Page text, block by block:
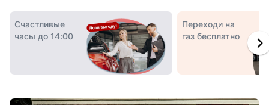
Счастливые
часы до 14:00
Переходи на
газ бесплатно